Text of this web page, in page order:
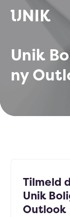
Unik
ny
Tilmeld
Unik
Outlook